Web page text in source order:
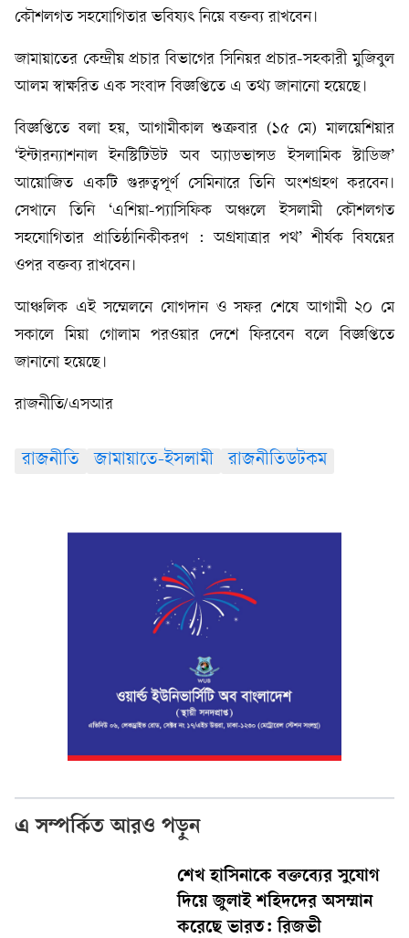
কৌশলগত সহযোগিতার ভবিষ্যৎ নিয়ে বক্তব্য রাখবেন।
জামায়াতের কেন্দ্রীয় প্রচার বিভাগের সিনিয়র প্রচার-সহকারী মুজিবুল
আলম স্বাক্ষরিত এক সংবাদ বিজ্ঞপ্তিতে এ তথ্য জানানো হয়েছে।
বিজ্ঞপ্তিতে বলা হয়, আগামীকাল শুক্রবার (১৫ মে) মালয়েশিয়ার
‘ইন্টারন্যাশনাল ইনস্টিটিউট অব অ্যাডভান্সড ইসলামিক স্টাডিজ’
আয়োজিত একটি গুরুত্বপূর্ণ সেমিনারে তিনি অংশগ্রহণ করবেন।
সেখানে তিনি ‘এশিয়া-প্যাসিফিক অঞ্চলে ইসলামী কৌশলগত
সহযোগিতার প্রাতিষ্ঠানিকীকরণ : অগ্রযাত্রার পথ’ শীর্ষক বিষয়ের
ওপর বক্তব্য রাখবেন।
আঞ্চলিক এই সম্মেলনে যোগদান ও সফর শেষে আগামী ২০ মে
সকালে মিয়া গোলাম পরওয়ার দেশে ফিরবেন বলে বিজ্ঞপ্তিতে
জানানো হয়েছে।
রাজনীতি/এসআর
রাজনীতি জামায়াতে-ইসলামী রাজনীতিডটকম
এ সম্পর্কিত আরও পড়ুন
শেখ হাসিনাকে বক্তব্যের সুযোগ
দিয়ে জুলাই শহিদদের অসম্মান
করেছে ভারত: রিজভী